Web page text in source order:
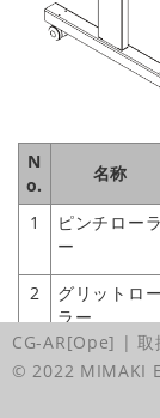
N
o.
名称
1
ピンチローラ
ー
2
グリットロー
ラー
3 ロールステー
CG-AR[Ope] | 取
© 2022 MIMAKI